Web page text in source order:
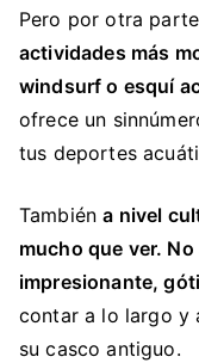
Pero por otra
actividades más
windsurf o esquí
ofrece un
tus deportes
Tambiéna nivel
mucho que ver.
impresionante,
contar a lo largo y
su casco antiguo.